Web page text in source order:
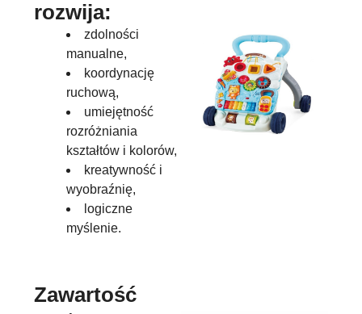
rozwija:
zdolności
manualne,
koordynację
ruchową,
umiejętność
rozróżniania
kształtów i kolorów,
kreatywność i
wyobraźnię,
logiczne
myślenie.
Zawartość